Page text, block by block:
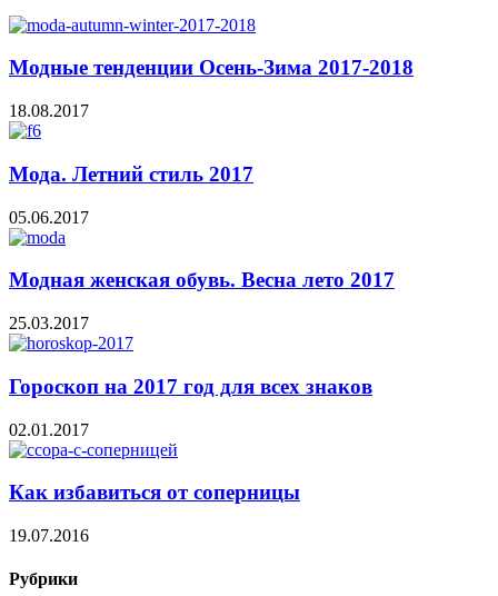
Модные тенденции Осень-Зима 2017-2018
18.08.2017
Мода. Летний стиль 2017
05.06.2017
Модная женская обувь. Весна лето 2017
25.03.2017
Гороскоп на 2017 год для всех знаков
02.01.2017
Как избавиться от соперницы
19.07.2016
Рубрики